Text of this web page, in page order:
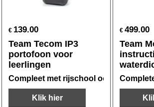
€ 139.00
Team Tecom IP3
portofoon voor
leerlingen
Compleet met rijschool oortelefoon
Klik hier
€ 499.00
Team